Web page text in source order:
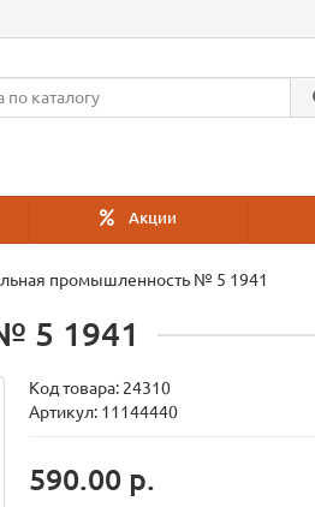
Акции
промышленность № 5 1941
5 1941
Код товара: 24310
Артикул: 11144440
590.00 р.